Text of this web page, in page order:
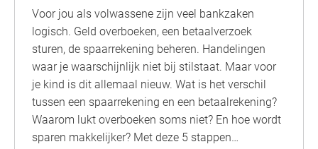
Voor jou als volwassene zijn veel bankzaken
logisch. Geld overboeken, een betaalverzoek
sturen, de spaarrekening beheren. Handelingen
waar je waarschijnlijk niet bij stilstaat. Maar voor
je kind is dit allemaal nieuw. Wat is het verschil
tussen een spaarrekening en een betaalrekening?
Waarom lukt overboeken soms niet? En hoe wordt
sparen makkelijker? Met deze 5 stappen…